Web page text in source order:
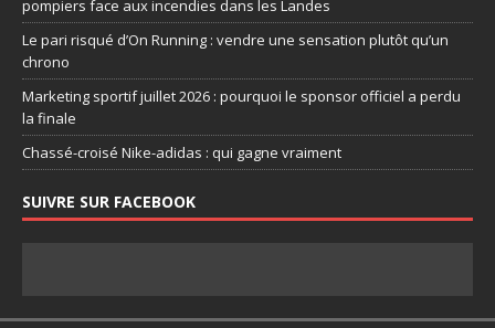
pompiers face aux incendies dans les Landes
Le pari risqué d’On Running : vendre une sensation plutôt qu’un
chrono
Marketing sportif juillet 2026 : pourquoi le sponsor officiel a perdu
la finale
Chassé-croisé Nike-adidas : qui gagne vraiment
SUIVRE SUR FACEBOOK